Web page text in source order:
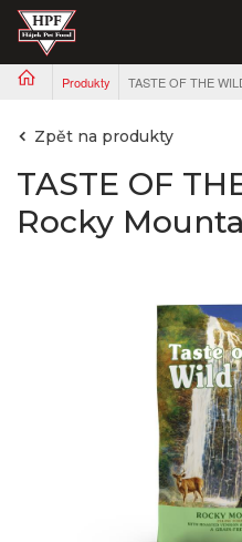
Produkty TASTE OF THE
Zpět na produkty
TASTE OF
Rocky